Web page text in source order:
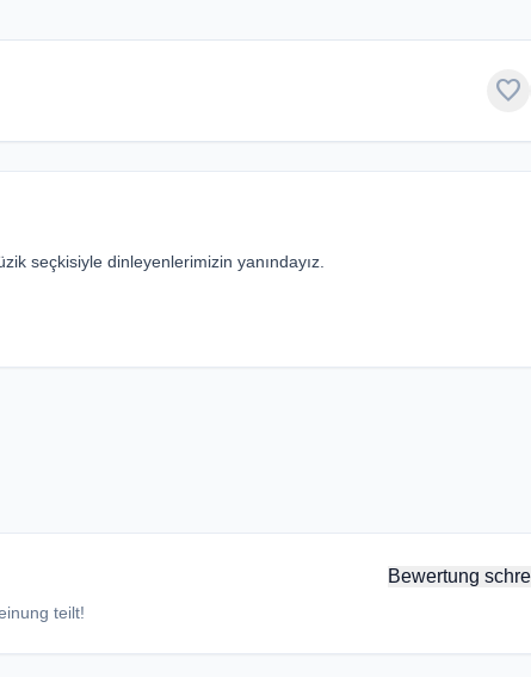
favorite
seçkisiyle dinleyenlerimizin yanındayız.
Bewertung
teilt!